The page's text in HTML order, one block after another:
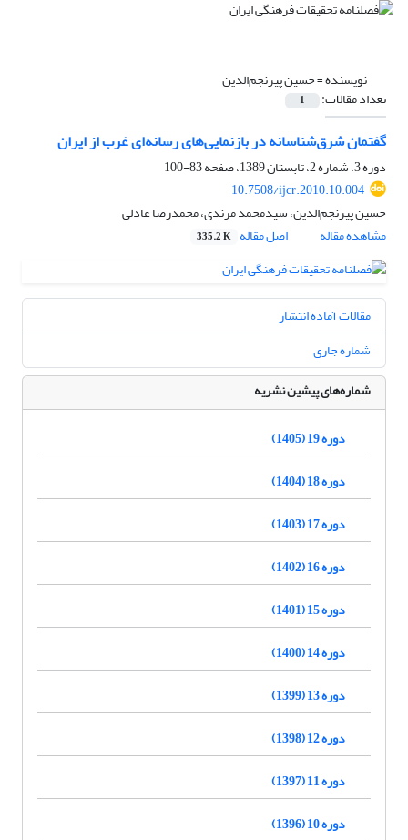
نویسنده =حسین پیرنجم‌الدین
تعداد مقالات: 1
گفتمان شرق‌شناسانه در بازنمایی‌های رسانه‌ای غرب از ایران
دوره 3، شماره 2، تابستان 1389، صفحه
83-100
10.7508/ijcr.2010.10.004
حسین پیرنجم‌الدین، سیدمحمد مرندی، محمدرضا عادلی
مشاهده مقاله
اصل مقاله 335.2 K
مقالات آماده انتشار
شماره جاری
شماره‌های پیشین نشریه
دوره 19 (1405)
دوره 18 (1404)
دوره 17 (1403)
دوره 16 (1402)
دوره 15 (1401)
دوره 14 (1400)
دوره 13 (1399)
دوره 12 (1398)
دوره 11 (1397)
دوره 10 (1396)